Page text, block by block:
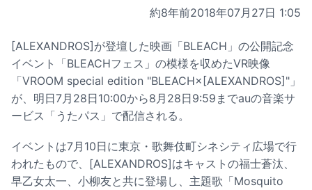
約8年前2018年07月27日 1:05
[ALEXANDROS]が登壇した映画「BLEACH」の公開記念
イベント「BLEACHフェス」の模様を収めたVR映像
「VROOM special edition "BLEACH×[ALEXANDROS]"」
が、明日7月28日10:00から8月28日9:59までauの音楽サ
ービス「うたパス」で配信される。
イベントは7月10日に東京・歌舞伎町シネシティ広場で行
われたもので、[ALEXANDROS]はキャストの福士蒼汰、
早乙女太一、小柳友と共に登場し、主題歌「Mosquito